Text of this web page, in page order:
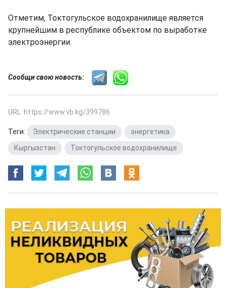
Отметим, Токтогульское водохранилище является
крупнейшим в республике объектом по выработке
электроэнергии.
Сообщи свою новость:
URL: https://www.vb.kg/399786
Теги: Электрические станции энергетика
Кыргызстан
Токтогульское водохранилище